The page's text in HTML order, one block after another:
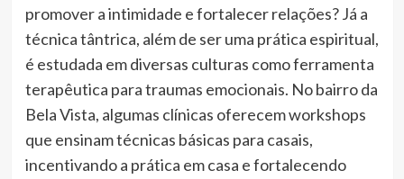
promover a intimidade e fortalecer relações? Já a
técnica tântrica, além de ser uma prática espiritual,
é estudada em diversas culturas como ferramenta
terapêutica para traumas emocionais. No bairro da
Bela Vista, algumas clínicas oferecem workshops
que ensinam técnicas básicas para casais,
incentivando a prática em casa e fortalecendo